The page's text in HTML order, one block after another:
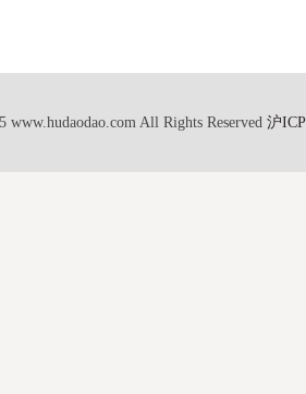
All Rights Reserved 沪